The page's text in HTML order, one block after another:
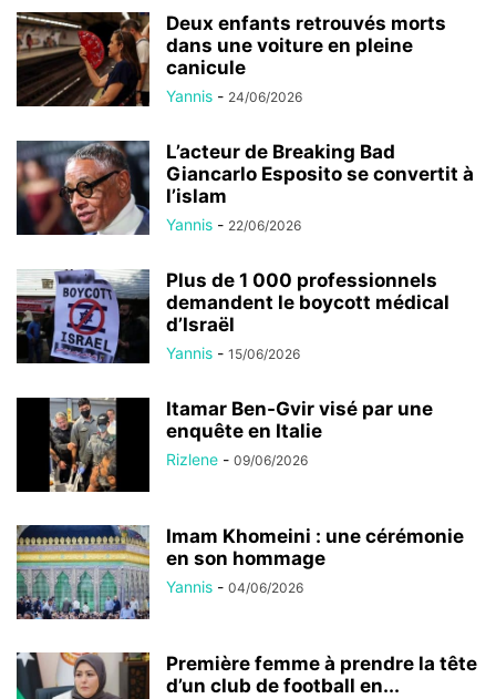
Deux enfants retrouvés morts
dans une voiture en pleine
canicule
Yannis - 24/06/2026
L’acteur de Breaking Bad
Giancarlo Esposito se convertit à
l’islam
Yannis - 22/06/2026
Plus de 1 000 professionnels
demandent le boycott médical
d’Israël
Yannis - 15/06/2026
Itamar Ben-Gvir visé par une
enquête en Italie
Rizlene - 09/06/2026
Imam Khomeini : une cérémonie
en son hommage
Yannis - 04/06/2026
Première femme à prendre la tête
d’un club de football en...